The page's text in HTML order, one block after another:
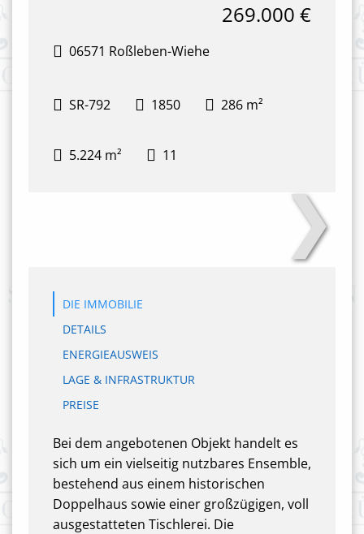
06571 Roßleben-Wiehe
269.000 €
SR-792 1850 286 m²
5.224 m² 11
❯
DIE IMMOBILIE
DETAILS
ENERGIEAUSWEIS
LAGE & INFRASTRUKTUR
PREISE
Bei dem angebotenen Objekt handelt es
sich um ein vielseitig nutzbares Ensemble,
bestehend aus einem historischen
Doppelhaus sowie einer großzügigen, voll
ausgestatteten Tischlerei. Die